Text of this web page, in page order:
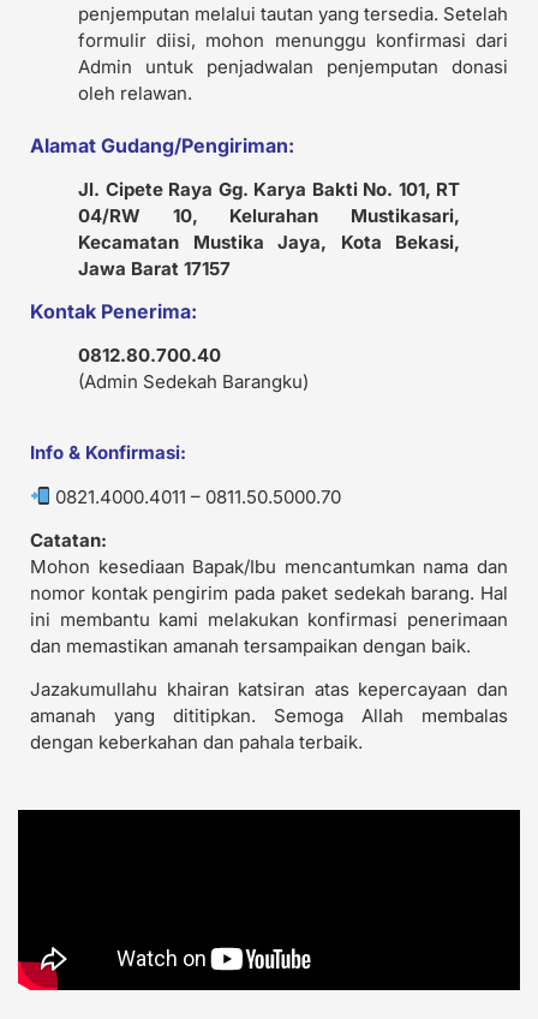
penjemputan melalui tautan yang tersedia. Setelah
formulir diisi, mohon menunggu konfirmasi dari
Admin untuk penjadwalan penjemputan donasi
oleh relawan.
Alamat Gudang/Pengiriman:
Jl. Cipete Raya Gg. Karya Bakti No. 101, RT
04/RW 10, Kelurahan Mustikasari,
Kecamatan Mustika Jaya, Kota Bekasi,
Jawa Barat 17157
Kontak Penerima:
0812.80.700.40
(Admin Sedekah Barangku)
Info & Konfirmasi:
0821.4000.4011 – 0811.50.5000.70
Catatan:
Mohon kesediaan Bapak/Ibu mencantumkan nama dan
nomor kontak pengirim pada paket sedekah barang. Hal
ini membantu kami melakukan konfirmasi penerimaan
dan memastikan amanah tersampaikan dengan baik.
Jazakumullahu khairan katsiran atas kepercayaan dan
amanah yang dititipkan. Semoga Allah membalas
dengan keberkahan dan pahala terbaik.